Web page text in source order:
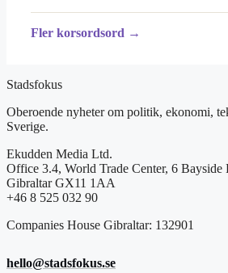
Fler korsordsord →
Stadsfokus
Oberoende nyheter om politik, ekonomi,
Sverige.
Ekudden Media Ltd.
Office 3.4, World Trade Center, 6 Bayside
Gibraltar GX11 1AA
+46 8 525 032 90
Companies House Gibraltar: 132901
hello@stadsfokus.se